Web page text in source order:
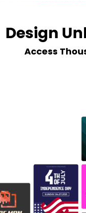
Design
Access